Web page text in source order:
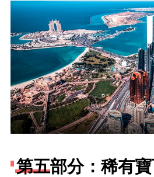
第五部分：稀有